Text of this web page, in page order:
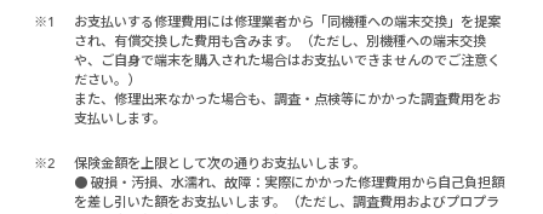
※1
お支払いする修理費用には修理業者から「同機種への端末交換」を提案
され、有償交換した費用も含みます。（ただし、別機種への端末交換
や、ご自身で端末を購入された場合はお支払いできませんのでご注意く
ださい。）
また、修理出来なかった場合も、調査・点検等にかかった調査費用をお
支払いします。
※2
保険金額を上限として次の通りお支払いします。
● 破損・汚損、水濡れ、故障：実際にかかった修理費用から自己負担額
を差し引いた額をお支払いします。（ただし、調査費用およびプロプラ